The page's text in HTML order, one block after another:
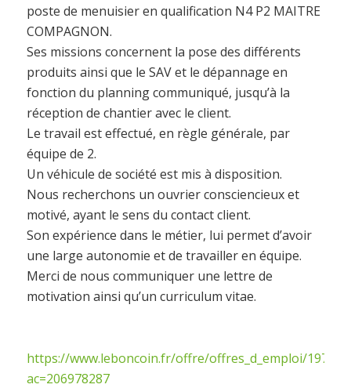
poste de menuisier en qualification N4 P2 MAITRE
COMPAGNON.
Ses missions concernent la pose des différents
produits ainsi que le SAV et le dépannage en
fonction du planning communiqué, jusqu’à la
réception de chantier avec le client.
Le travail est effectué, en règle générale, par
équipe de 2.
Un véhicule de société est mis à disposition.
Nous recherchons un ouvrier consciencieux et
motivé, ayant le sens du contact client.
Son expérience dans le métier, lui permet d’avoir
une large autonomie et de travailler en équipe.
Merci de nous communiquer une lettre de
motivation ainsi qu’un curriculum vitae.
https://www.leboncoin.fr/offre/offres_d_emploi/
ac=206978287